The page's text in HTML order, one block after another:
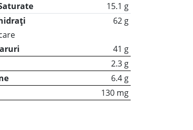
15.1 g
62 g
41 g
2.3 g
6.4 g
130 mg